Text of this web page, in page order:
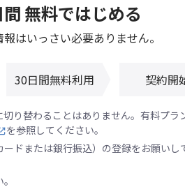
無料ではじめる
はいっさい必要ありません。
30日間無料利用 契約開
り替わることはありません。有料プラ
を参照してください。
ドまたは銀行振込）の登録をお願いし